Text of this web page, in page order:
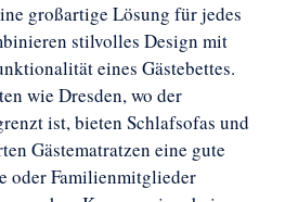
großartige Lösung für jedes
stilvolles Design mit
eines Gästebettes.
wie Dresden, wo der
ist, bieten Schlafsofas und
Gästematratzen eine gute
oder Familienmitglieder